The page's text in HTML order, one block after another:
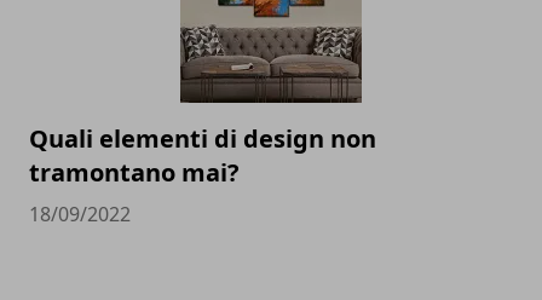
Quali elementi di design non
tramontano mai?
18/09/2022